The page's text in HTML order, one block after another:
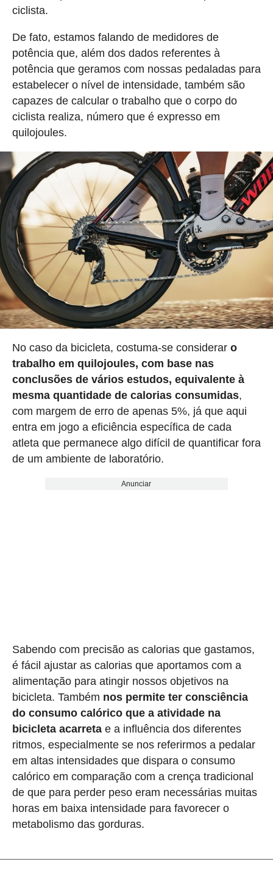
ciclista.
De fato, estamos falando de medidores de
potência que, além dos dados referentes à
potência que geramos com nossas pedaladas para
estabelecer o nível de intensidade, também são
capazes de calcular o trabalho que o corpo do
ciclista realiza, número que é expresso em
quilojoules.
No caso da bicicleta, costuma-se considerar o
trabalho em quilojoules, com base nas
conclusões de vários estudos, equivalente à
mesma quantidade de calorias consumidas,
com margem de erro de apenas 5%, já que aqui
entra em jogo a eficiência específica de cada
atleta que permanece algo difícil de quantificar fora
de um ambiente de laboratório.
Anunciar
Sabendo com precisão as calorias que gastamos,
é fácil ajustar as calorias que aportamos com a
alimentação para atingir nossos objetivos na
bicicleta. Também nos permite ter consciência
do consumo calórico que a atividade na
bicicleta acarretae a influência dos diferentes
ritmos, especialmente se nos referirmos a pedalar
em altas intensidades que dispara o consumo
calórico em comparação com a crença tradicional
de que para perder peso eram necessárias muitas
horas em baixa intensidade para favorecer o
metabolismo das gorduras.